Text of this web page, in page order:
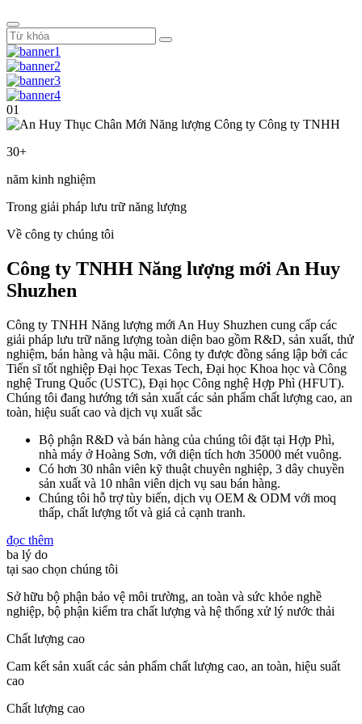
01
30+
năm kinh nghiệm
Trong giải pháp lưu trữ năng lượng
Về công ty chúng tôi
Công ty TNHH Năng lượng mới An Huy
Shuzhen
Công ty TNHH Năng lượng mới An Huy Shuzhen cung cấp các
giải pháp lưu trữ năng lượng toàn diện bao gồm R&D, sản xuất, thử
nghiệm, bán hàng và hậu mãi. Công ty được đồng sáng lập bởi các
Tiến sĩ tốt nghiệp Đại học Texas Tech, Đại học Khoa học và Công
nghệ Trung Quốc (USTC), Đại học Công nghệ Hợp Phì (HFUT).
Chúng tôi đang hướng tới sản xuất các sản phẩm chất lượng cao, an
toàn, hiệu suất cao và dịch vụ xuất sắc
Bộ phận R&D và bán hàng của chúng tôi đặt tại Hợp Phì,
nhà máy ở Hoàng Sơn, với diện tích hơn 35000 mét vuông.
Có hơn 30 nhân viên kỹ thuật chuyên nghiệp, 3 dây chuyền
sản xuất và 10 nhân viên dịch vụ sau bán hàng.
Chúng tôi hỗ trợ tùy biến, dịch vụ OEM & ODM với moq
thấp, chất lượng tốt và giá cả cạnh tranh.
đọc thêm
ba lý do
tại sao chọn chúng tôi
Sở hữu bộ phận bảo vệ môi trường, an toàn và sức khỏe nghề
nghiệp, bộ phận kiểm tra chất lượng và hệ thống xử lý nước thải
Chất lượng cao
Cam kết sản xuất các sản phẩm chất lượng cao, an toàn, hiệu suất
cao
Chất lượng cao